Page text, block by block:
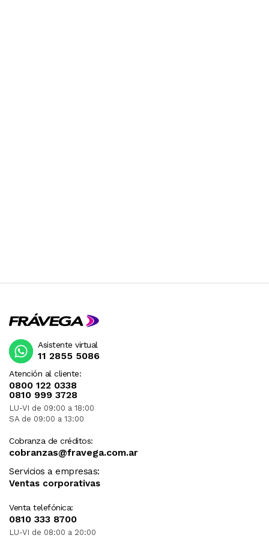
Atención al cliente:
0800 122 0338
0810 999 3728
LU-VI de 09:00 a 18:00
SA de 09:00 a 13:00
Cobranza de créditos:
cobranzas@fravega.com.ar
Servicios a empresas:
Ventas corporativas
Venta telefónica:
0810 333 8700
LU-VI de 08:00 a 20:00
Asistente virtual
11 2855 5086